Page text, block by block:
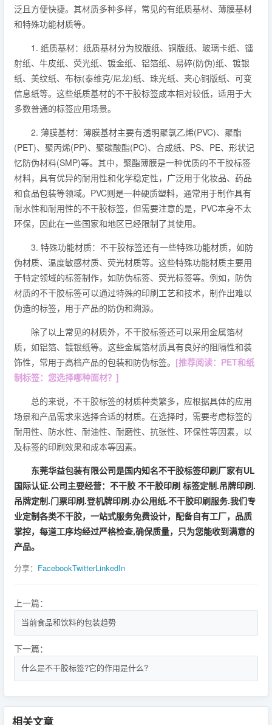
泛且方便快捷。其材质多种多样，常见的有纸质基材、薄膜基材
和特殊功能材质等。
1. 纸质基材：纸质基材分为胶版纸、铜版纸、玻璃卡纸、镭
射纸、牛皮纸、荧光纸、镀金纸、铝箔纸、易碎(防伪)纸、镀银
纸、美纹纸、布标(泰维克/尼龙)纸、珠光纸、夹心铜版纸、可变
信息纸等。这些纸质基材的不干胶标签成本相对较低，适用于大
多数普通的标签应用场景。
2. 薄膜基材：薄膜基材主要有透明聚氯乙烯(PVC)、聚酯
(PET)、聚丙烯(PP)、聚碳酸酯(PC)、合成纸、PS、PE、形状记
忆防伪材料(SMP)等。其中，聚酯薄膜是一种优质的不干胶标签
材料，具有优异的耐用性和化学稳定性，广泛用于化妆品、药品
和食品包装等领域。PVC则是一种硬质塑料，通常用于制作具有
耐水性和耐用性的不干胶标签，但需要注意的是，PVC本身不太
环保，因此在一些国家和地区已经限制了其使用。
3. 特殊功能材质：不干胶标签还有一些特殊功能材质，如防
伪材质、温度敏感材质、荧光材质等。这些特殊功能材质主要用
于特定领域的标签制作，如防伪标签、荧光标签等。例如，防伪
材质的不干胶标签可以通过特殊的印刷工艺和技术，制作出难以
伪造的标签，用于产品的防伪和溯源。
除了以上常见的材质外，不干胶标签还可以采用金属箔材
质，如铝箔、镀银纸等。这些金属箔材质具有良好的阻隔性和装
饰性，常用于高档产品的包装和防伪标签。 [推荐阅读： PET和纸
制标签：您选择哪种面材？ ]
总的来说，不干胶标签的材质种类繁多，应根据具体的应用
场景和产品需求来选择合适的材质。在选择时，需要考虑标签的
耐用性、防水性、耐油性、耐磨性、抗张性、环保性等因素，以
及标签的印刷效果和成本等因素。
东莞华益包装有限公司是国内知名不干胶标签印刷厂家有UL
国际认证.公司主要经营：不干胶 不干胶印刷 标签定制.吊牌印刷.
吊牌定制.门票印刷.登机牌印刷.办公用纸.不干胶印刷服务.我们专
业定制各类不干胶，一站式服务免费设计，配备自有工厂，品质
掌控，每道工序均经过严格检查,确保质量，只为您能收到满意的
产品。
分享： FacebookTwitterLinkedIn
上一篇：
当前食品和饮料的包装趋势
下一篇：
什么是不干胶标签?它的作用是什么?
相关文章